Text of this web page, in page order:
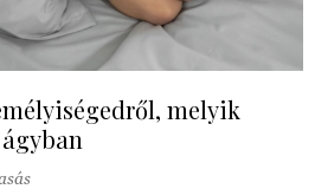
melyik